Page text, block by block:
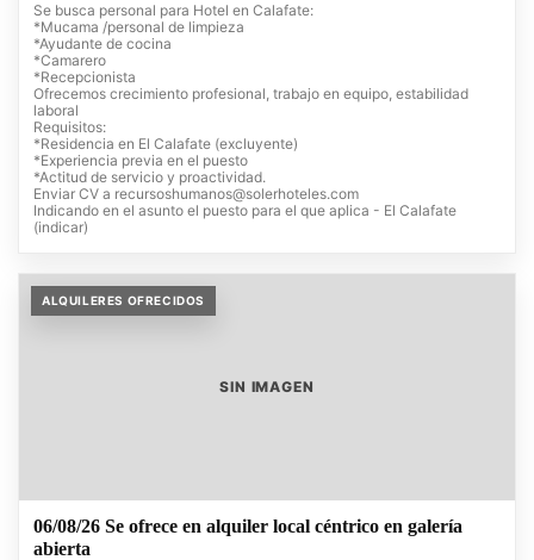
Se busca personal para Hotel en Calafate:
*Mucama /personal de limpieza
*Ayudante de cocina
*Camarero
*Recepcionista
Ofrecemos crecimiento profesional, trabajo en equipo, estabilidad
laboral
Requisitos:
*Residencia en El Calafate (excluyente)
*Experiencia previa en el puesto
*Actitud de servicio y proactividad.
Enviar CV a recursoshumanos@solerhoteles.com
Indicando en el asunto el puesto para el que aplica - El Calafate
(indicar)
ALQUILERES OFRECIDOS
SIN IMAGEN
06/08/26 Se ofrece en alquiler local céntrico en galería
abierta